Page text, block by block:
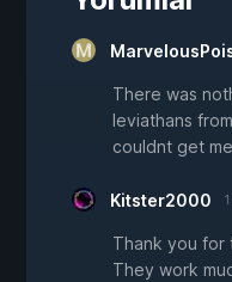
There was
leviathans
couldnt get
Kitster2000
Thank you for
They work